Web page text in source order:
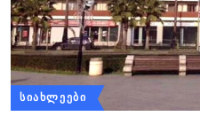
ᲡᲘᲐᲮᲚᲔᲔᲑᲘ